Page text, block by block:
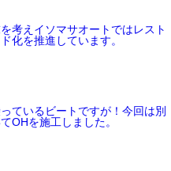
考えイソマサオートではレスト
化を推進しています。
ているビートですが！今回は別
OHを施工しました。